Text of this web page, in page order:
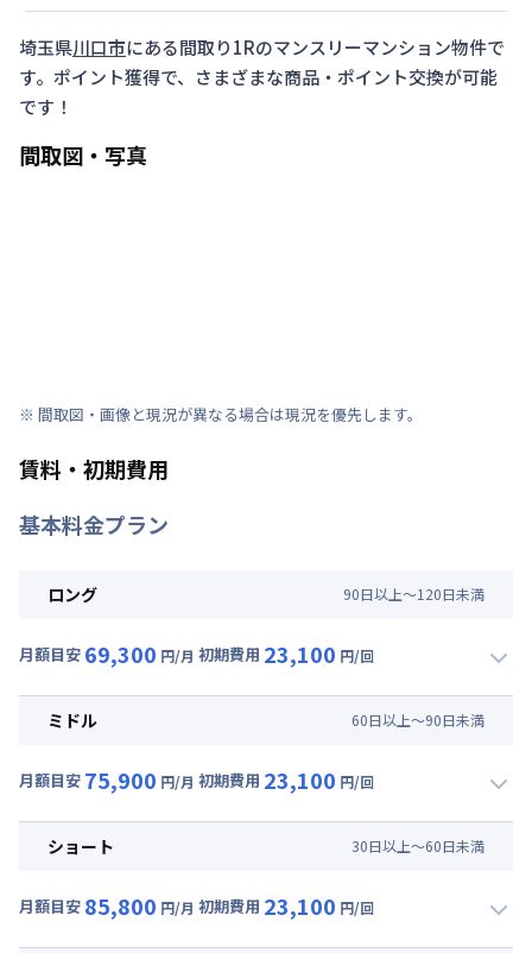
埼玉県川口市にある間取り1Rのマンスリーマンション物件で
す。ポイント獲得で、さまざまな商品・ポイント交換が可能
です！
間取図・写真
※ 間取図・画像と現況が異なる場合は現況を優先します。
賃料・初期費用
基本料金プラン
ロング 90日以上～120日未満
月額目安 69,300 円/月 初期費用 23,100 円/回
月額賃料目安(30日利用)
光熱費他 : 9,000円/月 (300円/日) (税抜)
その他費用 :
初期費用
ミドル 60日以上～90日未満
月額目安 75,900 円/月 初期費用 23,100 円/回
月額賃料目安(30日利用)
光熱費他 : 9,000円/月 (300円/日) (税抜)
ショート 30日以上～60日未満
月額目安 85,800 円/月 初期費用 23,100 円/回